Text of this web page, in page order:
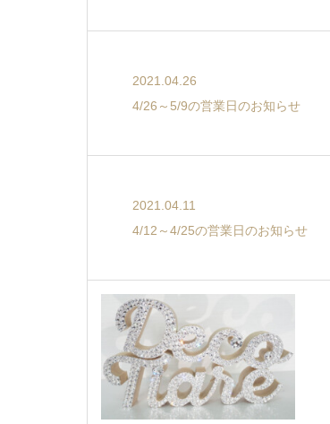
2021.04.26
4/26～5/9の営業日のお知らせ
2021.04.11
4/12～4/25の営業日のお知らせ